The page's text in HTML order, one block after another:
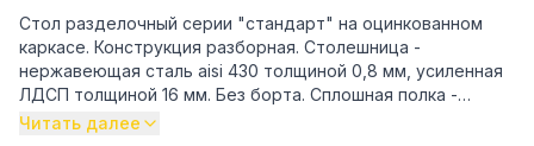
Стол разделочный серии "стандарт" на оцинкованном
каркасе. Конструкция разборная. Столешница -
нержавеющая сталь aisi 430 толщиной 0,8 мм, усиленная
ЛДСП толщиной 16 мм. Без борта. Сплошная полка -
оцинкованная сталь толщиной 0,7 мм. Каркас - уголок
Читать далее